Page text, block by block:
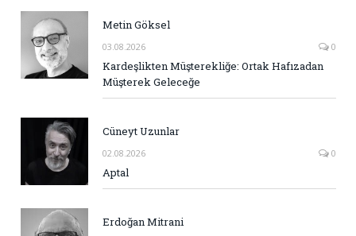
Metin Göksel
03.08.2026 0
Kardeşlikten Müşterekliğe: Ortak Hafızadan
Müşterek Geleceğe
Cüneyt Uzunlar
02.08.2026 0
Aptal
Erdoğan Mitrani